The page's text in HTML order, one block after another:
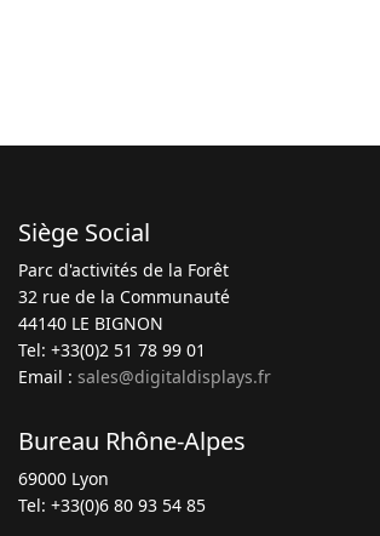
Siège Social
Parc d'activités de la Forêt
32 rue de la Communauté
44140 LE BIGNON
Tel: +33(0)2 51 78 99 01
Email : sales@digitaldisplays.fr
Bureau Rhône-Alpes
69000 Lyon
Tel: +33(0)6 80 93 54 85